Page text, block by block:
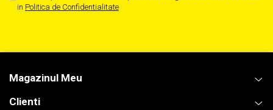
in Politica de Confidentialitate
Magazinul Meu
Clienti